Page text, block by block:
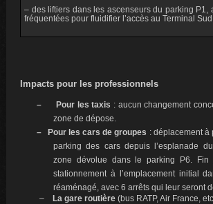
– des liftiers dans les ascenseursdu parking P1,
fréquentées pour fluidifier l’accès au Terminal
Impacts pour les professionnels
– Pour les taxis : aucun changement
zone de dépose.
–
Pour les cars de groupes : déplacement à
parking des cars depuis l’esplanade
zone dévolue dans le parking P6.
stationnement à l’emplacement initial
réaménagé, avec 6 arrêts qui leur seront
–
La gare routière (bus RATP, Air France, etc